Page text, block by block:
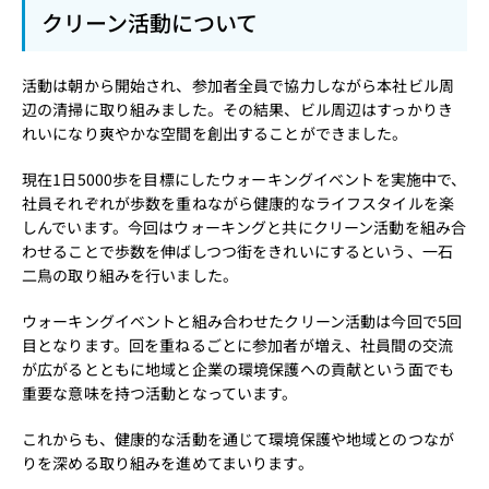
クリーン活動について
活動は朝から開始され、参加者全員で協力しながら本社ビル周
辺の清掃に取り組みました。その結果、ビル周辺はすっかりき
れいになり爽やかな空間を創出することができました。
現在1日5000歩を目標にしたウォーキングイベントを実施中で、
社員それぞれが歩数を重ねながら健康的なライフスタイルを楽
しんでいます。今回はウォーキングと共にクリーン活動を組み合
わせることで歩数を伸ばしつつ街をきれいにするという、一石
二鳥の取り組みを行いました。
ウォーキングイベントと組み合わせたクリーン活動は今回で5回
目となります。回を重ねるごとに参加者が増え、社員間の交流
が広がるとともに地域と企業の環境保護への貢献という面でも
重要な意味を持つ活動となっています。
これからも、健康的な活動を通じて環境保護や地域とのつなが
りを深める取り組みを進めてまいります。